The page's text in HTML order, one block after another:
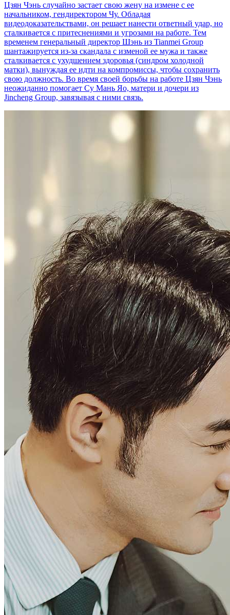
Цзян Чэнь случайно застает свою жену на измене с ее
начальником, гендиректором Чу. Обладая
видеодоказательствами, он решает нанести ответный удар, но
сталкивается с притеснениями и угрозами на работе. Тем
временем генеральный директор Шэнь из Tianmei Group
шантажируется из-за скандала с изменой ее мужа и также
сталкивается с ухудшением здоровья (синдром холодной
матки), вынуждая ее идти на компромиссы, чтобы сохранить
свою должность. Во время своей борьбы на работе Цзян Чэнь
неожиданно помогает Су Мань Яо, матери и дочери из
Jincheng Group, завязывая с ними связь.